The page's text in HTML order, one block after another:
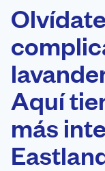
0 min
Recojo y
casa
Aquí
más